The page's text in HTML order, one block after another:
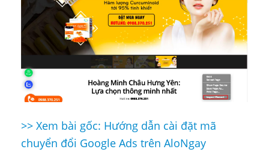
Điều
>> Xem bài gốc: Hướng dẫn cài đặt mã
chuyển đổi Google Ads trên AloNgay